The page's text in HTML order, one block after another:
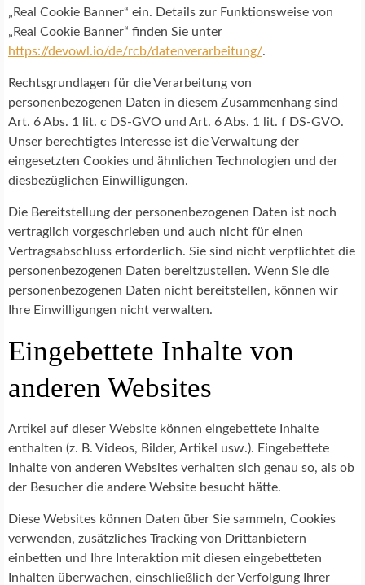
„Real Cookie Banner“ ein. Details zur Funktionsweise von
„Real Cookie Banner“ finden Sie unter
https://devowl.io/de/rcb/datenverarbeitung/.
Rechtsgrundlagen für die Verarbeitung von
personenbezogenen Daten in diesem Zusammenhang sind
Art. 6 Abs. 1 lit. c DS-GVO und Art. 6 Abs. 1 lit. f DS-GVO.
Unser berechtigtes Interesse ist die Verwaltung der
eingesetzten Cookies und ähnlichen Technologien und der
diesbezüglichen Einwilligungen.
Die Bereitstellung der personenbezogenen Daten ist noch
vertraglich vorgeschrieben und auch nicht für einen
Vertragsabschluss erforderlich. Sie sind nicht verpflichtet die
personenbezogenen Daten bereitzustellen. Wenn Sie die
personenbezogenen Daten nicht bereitstellen, können wir
Ihre Einwilligungen nicht verwalten.
Eingebettete Inhalte von
anderen Websites
Artikel auf dieser Website können eingebettete Inhalte
enthalten (z. B. Videos, Bilder, Artikel usw.). Eingebettete
Inhalte von anderen Websites verhalten sich genau so, als ob
der Besucher die andere Website besucht hätte.
Diese Websites können Daten über Sie sammeln, Cookies
verwenden, zusätzliches Tracking von Drittanbietern
einbetten und Ihre Interaktion mit diesen eingebetteten
Inhalten überwachen, einschließlich der Verfolgung Ihrer